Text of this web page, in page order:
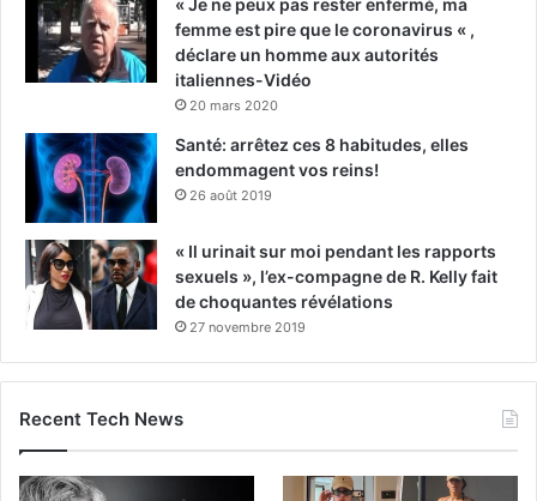
femme est pire que le coronavirus « ,
déclare un homme aux autorités
italiennes-Vidéo
20 mars 2020
Santé: arrêtez ces 8 habitudes, elles
endommagent vos reins!
26 août 2019
« Il urinait sur moi pendant les rapports
sexuels », l’ex-compagne de R. Kelly fait
de choquantes révélations
27 novembre 2019
Recent Tech News